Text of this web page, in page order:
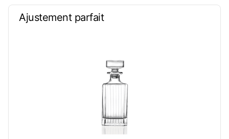
Ajustement parfait